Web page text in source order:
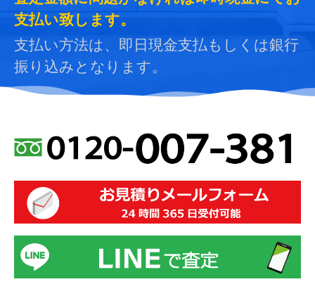
支払い致します。
支払い方法は、即日現金支払もしくは銀行
振り込みとなります。